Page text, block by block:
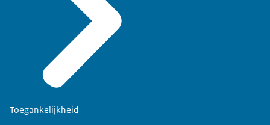
Toegankelijkheid